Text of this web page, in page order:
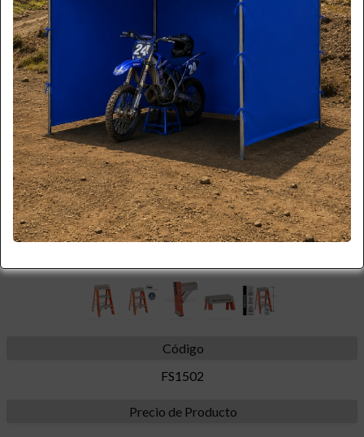
*imagen referencial
Código
FS1502
Precio de Producto